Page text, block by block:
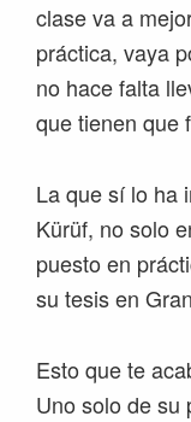
clase va a
práctica, vaya
no hace falta
que tienen que
La que sí lo ha
Kürüf, no solo
puesto en
su tesis en
Esto que te
Uno solo de su